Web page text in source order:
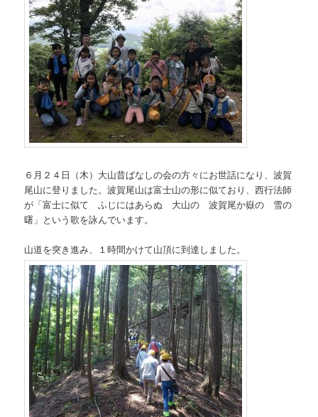
６月２４日（木）大山昔ばなしの会の方々にお世話になり、波賀
尾山に登りました。波賀尾山は富士山の形に似ており、西行法師
が「富士に似て ふじにはあらぬ 大山の 波賀尾か嶽の 雪の
曙」という歌を詠んでいます。
山道を突き進み、１時間かけて山頂に到達しました。